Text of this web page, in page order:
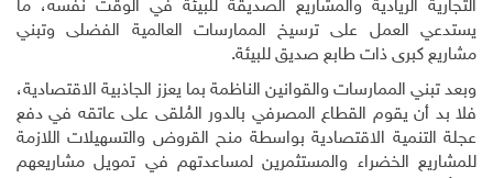
التجارية الريادية والمشاريع الصديقة للبيئة في الوقت نفسه، ما
يستدعي العمل على ترسيخ الممارسات العالمية الفضلى وتبني
مشاريع كبرى ذات طابع صديق للبيئة.
وبعد تبني الممارسات والقوانين الناظمة بما يعزز الجاذبية الاقتصادية،
فلا بد أن يقوم القطاع المصرفي بالدور المُلقى على عاتقه في دفع
عجلة التنمية الاقتصادية بواسطة منح القروض والتسهيلات اللازمة
للمشاريع الخضراء والمستثمرين لمساعدتهم في تمويل مشاريعهم